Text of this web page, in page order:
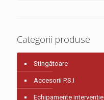
Categorii produse
Stingătoare
Accesorii P.S.I
Echipamente intervenție